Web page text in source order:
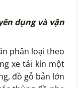
dụng và vận
phân loại theo
xe tải kín một
đồ gỗ bản lớn